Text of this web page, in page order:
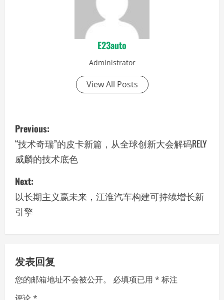
E23auto
Administrator
View All Posts
P
o
s
t
n
a
i
g
Previous:
“技术奇瑞”的皮卡新篇，从全球创新大会解码RELY
威麟的技术底色
Next:
以长期主义赢未来，江淮汽车构建可持续增长新
引擎
发表回复
您的邮箱地址不会被公开。 必填项已用 * 标注